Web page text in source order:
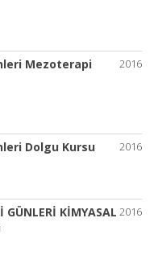
2016
Mezoterapi
2016
Dolgu Kursu
2016
GÜNLERİ KİMYASAL